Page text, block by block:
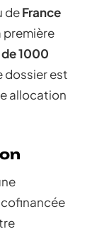
deFrance
première
1000
dossier est
allocation